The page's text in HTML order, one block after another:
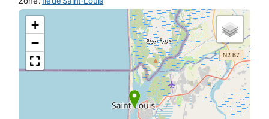
+
−